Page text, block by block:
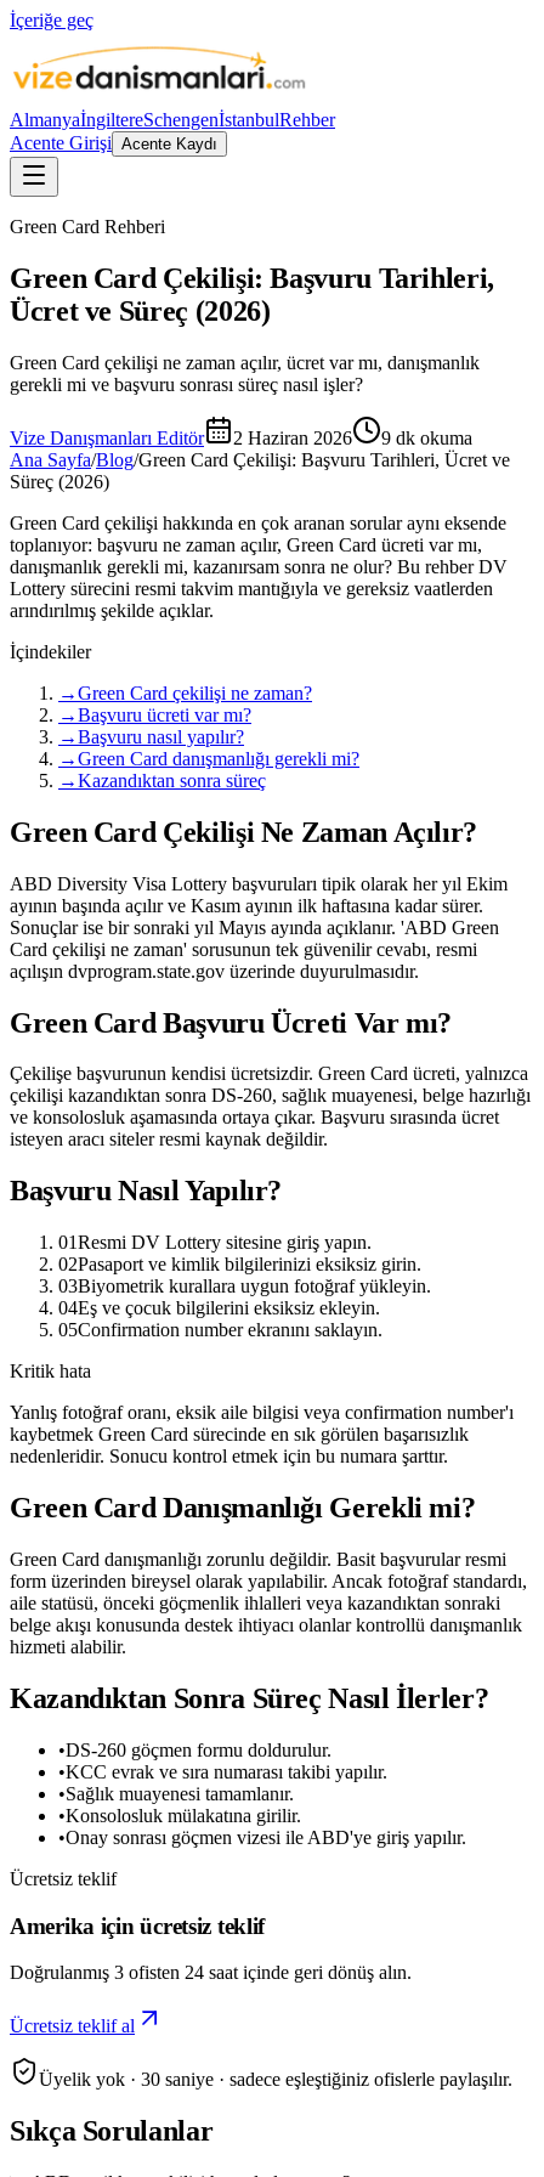
İçeriğe geç
AlmanyaİngiltereSchengenİstanbulRehber
Acente Girişi Acente Kaydı
Green Card Rehberi
Green Card Çekilişi: Başvuru Tarihleri,
Ücret ve Süreç (2026)
Green Card çekilişi ne zaman açılır, ücret var mı, danışmanlık
gerekli mi ve başvuru sonrası süreç nasıl işler?
Vize Danışmanları Editör 2 Haziran 2026 9 dk okuma
Ana Sayfa/Blog/Green Card Çekilişi: Başvuru Tarihleri, Ücret ve
Süreç (2026)
Green Card çekilişi hakkında en çok aranan sorular aynı eksende
toplanıyor: başvuru ne zaman açılır, Green Card ücreti var mı,
danışmanlık gerekli mi, kazanırsam sonra ne olur? Bu rehber DV
Lottery sürecini resmi takvim mantığıyla ve gereksiz vaatlerden
arındırılmış şekilde açıklar.
İçindekiler
→Green Card çekilişi ne zaman?
→Başvuru ücreti var mı?
→Başvuru nasıl yapılır?
→Green Card danışmanlığı gerekli mi?
→Kazandıktan sonra süreç
Green Card Çekilişi Ne Zaman Açılır?
ABD Diversity Visa Lottery başvuruları tipik olarak her yıl Ekim
ayının başında açılır ve Kasım ayının ilk haftasına kadar sürer.
Sonuçlar ise bir sonraki yıl Mayıs ayında açıklanır. 'ABD Green
Card çekilişi ne zaman' sorusunun tek güvenilir cevabı, resmi
açılışın dvprogram.state.gov üzerinde duyurulmasıdır.
Green Card Başvuru Ücreti Var mı?
Çekilişe başvurunun kendisi ücretsizdir. Green Card ücreti, yalnızca
çekilişi kazandıktan sonra DS-260, sağlık muayenesi, belge hazırlığı
ve konsolosluk aşamasında ortaya çıkar. Başvuru sırasında ücret
isteyen aracı siteler resmi kaynak değildir.
Başvuru Nasıl Yapılır?
01Resmi DV Lottery sitesine giriş yapın.
02Pasaport ve kimlik bilgilerinizi eksiksiz girin.
03Biyometrik kurallara uygun fotoğraf yükleyin.
04Eş ve çocuk bilgilerini eksiksiz ekleyin.
05Confirmation number ekranını saklayın.
Kritik hata
Yanlış fotoğraf oranı, eksik aile bilgisi veya confirmation number'ı
kaybetmek Green Card sürecinde en sık görülen başarısızlık
nedenleridir. Sonucu kontrol etmek için bu numara şarttır.
Green Card Danışmanlığı Gerekli mi?
Green Card danışmanlığı zorunlu değildir. Basit başvurular resmi
form üzerinden bireysel olarak yapılabilir. Ancak fotoğraf standardı,
aile statüsü, önceki göçmenlik ihlalleri veya kazandıktan sonraki
belge akışı konusunda destek ihtiyacı olanlar kontrollü danışmanlık
hizmeti alabilir.
Kazandıktan Sonra Süreç Nasıl İlerler?
•DS-260 göçmen formu doldurulur.
•KCC evrak ve sıra numarası takibi yapılır.
•Sağlık muayenesi tamamlanır.
•Konsolosluk mülakatına girilir.
•Onay sonrası göçmen vizesi ile ABD'ye giriş yapılır.
Ücretsiz teklif
Amerika için ücretsiz teklif
Doğrulanmış 3 ofisten 24 saat içinde geri dönüş alın.
Ücretsiz teklif al
Üyelik yok · 30 saniye · sadece eşleştiğiniz ofislerle paylaşılır.
Sıkça Sorulanlar